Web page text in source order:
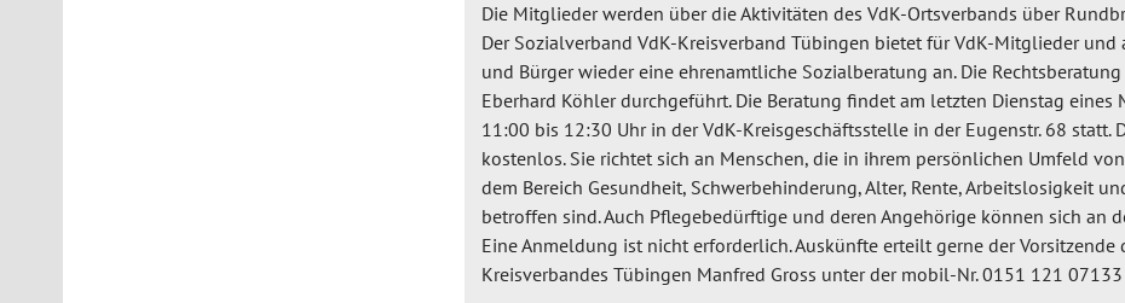
Die Mitglieder werden über die Aktivitäten des VdK-Ortsverbands über
Der Sozialverband VdK-Kreisverband Tübingen bietet für VdK-Mitglieder und
und Bürger wieder eine ehrenamtliche Sozialberatung an. Die
Eberhard Köhler durchgeführt. Die Beratung findet am letzten Dienstag eines
11:00 bis 12:30 Uhr in der VdK-Kreisgeschäftsstelle in der Eugenstr. 68 statt.
kostenlos. Sie richtet sich an Menschen, die in ihrem persönlichen Umfeld
dem Bereich Gesundheit, Schwerbehinderung, Alter, Rente, Arbeitslosigkeit
betroffen sind. Auch Pflegebedürftige und deren Angehörige können sich an
Eine Anmeldung ist nicht erforderlich. Auskünfte erteilt gerne der Vorsitzende
Kreisverbandes Tübingen Manfred Gross unter der mobil-Nr. 0151 121 07133